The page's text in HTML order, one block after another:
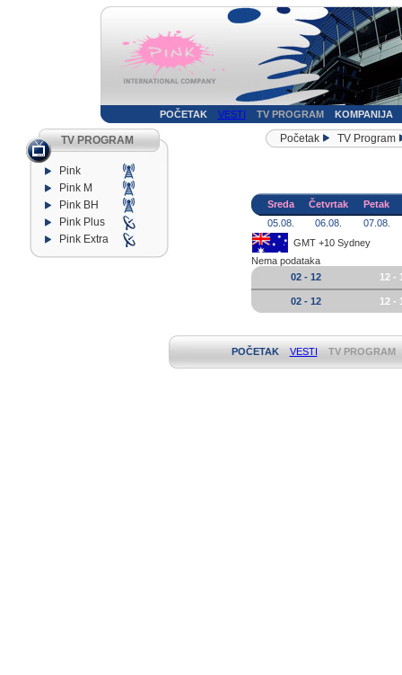
POČETAK VESTI TV PROGRAM KOMPANIJA
TV PROGRAM
Pink
Pink M
Pink BH
Pink Plus
Pink Extra
Početak TV Program
Sreda Četvrtak
Petak
05.08.
06.08.
07.08.
GMT +10 Sydney
Nema podataka
02 - 12
12 -
02 - 12 12 -
POČETAK VESTI TV PROGRAM